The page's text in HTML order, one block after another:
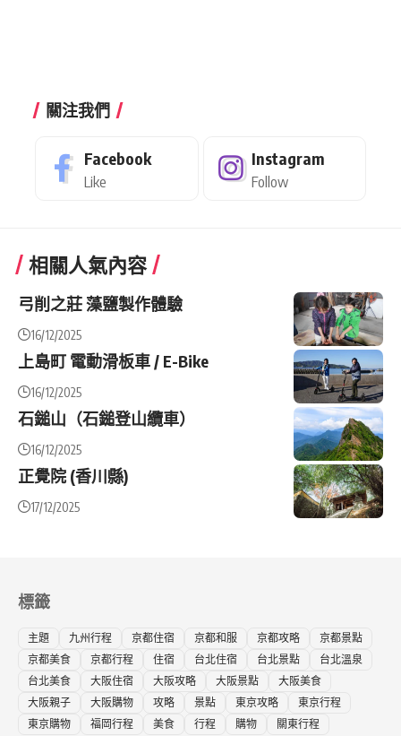
關注我們
Facebook
Like
Instagram
Follow
相關人氣內容
弓削之莊 藻鹽製作體驗
16/12/2025
上島町 電動滑板車 / E-Bike
16/12/2025
石鎚山（石鎚登山纜車）
16/12/2025
正覺院 (香川縣)
17/12/2025
標籤
主題 九州行程 京都住宿 京都和服 京都攻略
京都景點
京都美食
京都行程 住宿 台北住宿 台北景點
台北溫泉
台北美食
大阪住宿 大阪攻略 大阪景點
大阪美食
大阪親子
大阪購物 攻略 景點 東京攻略
東京行程
東京購物
福岡行程 美食 行程 購物 關東行程